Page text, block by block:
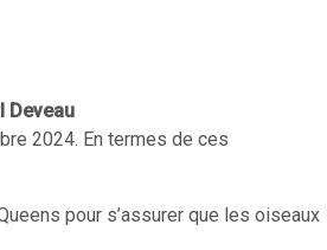
Deveau
2024. En termes de ces
pour s’assurer que les oiseaux